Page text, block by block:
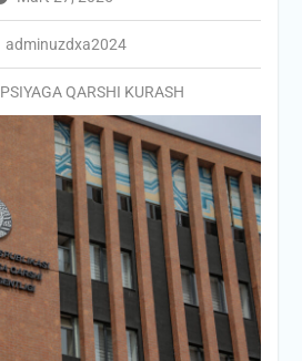
adminuzdxa2024
QARSHI KURASH